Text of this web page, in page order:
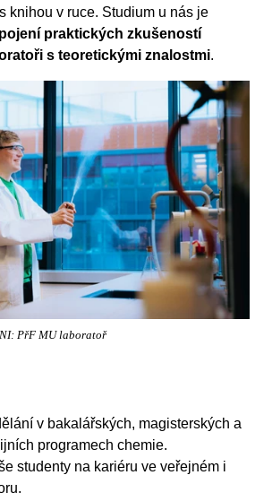
knihou v ruce. Studium u nás je
praktických zkušeností
s teoretickými znalostmi.
PřF MU laboratoř
v bakalářských, magisterských a
programech chemie.
studenty na kariéru ve veřejném i